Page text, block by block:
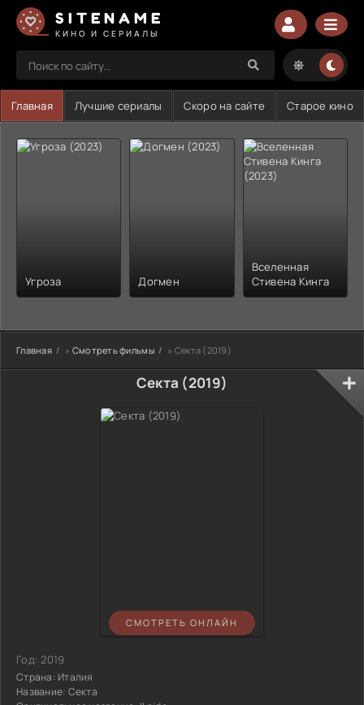
SITENAME
КИНО И СЕРИАЛЫ
Главная Лучшие сериалы Скоро на сайте Старое кино
Угроза Догмен
Вселенная
Стивена Кинга
Главная » Смотреть фильмы » Секта (2019)
Секта (2019)
СМОТРЕТЬ ОНЛАЙН
Год:2019
Страна: Италия
Название: Секта